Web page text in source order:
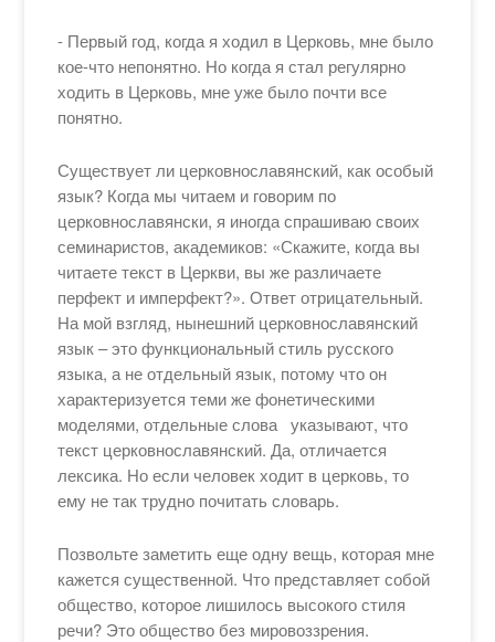
- Первый год, когда я ходил в Церковь, мне было
кое-что непонятно. Но когда я стал регулярно
ходить в Церковь, мне уже было почти все
понятно.
Существует ли церковнославянский, как особый
язык? Когда мы читаем и говорим по
церковнославянски, я иногда спрашиваю своих
семинаристов, академиков: «Скажите, когда вы
читаете текст в Церкви, вы же различаете
перфект и имперфект?». Ответ отрицательный.
На мой взгляд, нынешний церковнославянский
язык – это функциональный стиль русского
языка, а не отдельный язык, потому что он
характеризуется теми же фонетическими
моделями, отдельные слова указывают, что
текст церковнославянский. Да, отличается
лексика. Но если человек ходит в церковь, то
ему не так трудно почитать словарь.
Позвольте заметить еще одну вещь, которая мне
кажется существенной. Что представляет собой
общество, которое лишилось высокого стиля
речи? Это общество без мировоззрения.